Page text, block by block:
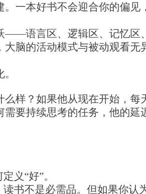
一本好书不会迎合你的偏见
——语言区、逻辑区、记忆区
脑的活动模式与被动观看无
样？如果他从现在开始，每
要持续思考的任务，他的延
义“好”。
书不是必需品。但如果你认